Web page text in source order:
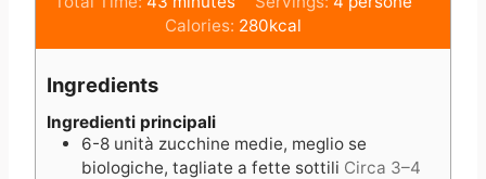
n
u
s
u
i
n
e
s
Calories: 280kcal
Ingredients
Ingredienti principali
6-8 unità zucchine medie, meglio se
biologiche, tagliate a fette sottili Circa 3–4